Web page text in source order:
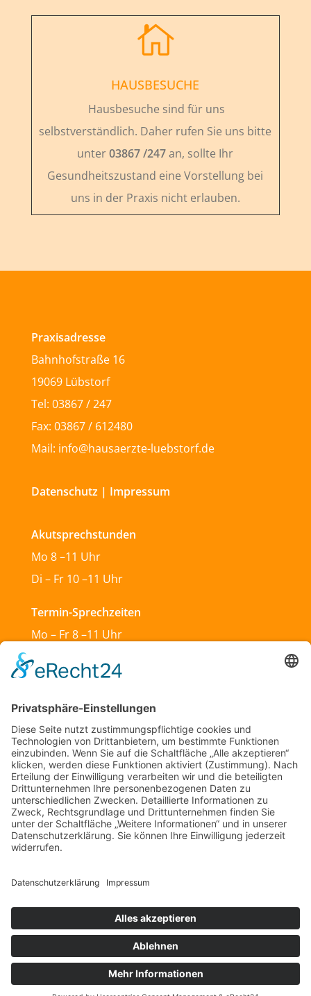

HAUSBESUCHE
Hausbesuche sind für uns
selbstverständlich. Daher rufen Sie uns bitte
unter03867 /247an, sollte Ihr
Gesundheitszustand eine Vorstellung bei
uns in der Praxis nicht erlauben.
Praxisadresse
Bahnhofstraße 16
19069 Lübstorf
Tel: 03867 / 247
Fax: 03867 / 612480
Mail: info@hausaerzte-luebstorf.de
Datenschutz | Impressum
Akutsprechstunden
Mo 8 –11 Uhr
Di – Fr 10 –11 Uhr
Termin-Sprechzeiten
Mo – Fr 8 –11 Uhr
Mo & Do 13 –18 Uhr
Di 17:30 – 19:30 Uhr
Sa und So geschlossen